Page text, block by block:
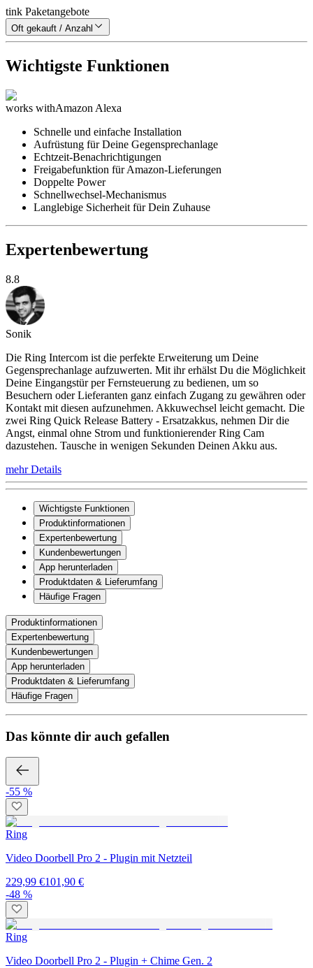
tink Paketangebote
Oft gekauft / Anzahl
Wichtigste Funktionen
works withAmazon Alexa
Schnelle und einfache Installation
Aufrüstung für Deine Gegensprechanlage
Echtzeit-Benachrichtigungen
Freigabefunktion für Amazon-Lieferungen
Doppelte Power
Schnellwechsel-Mechanismus
Langlebige Sicherheit für Dein Zuhause
Expertenbewertung
8.8
Sonik
Die Ring Intercom ist die perfekte Erweiterung um Deine
Gegensprechanlage aufzuwerten. Mit ihr erhälst Du die Möglichkeit
Deine Eingangstür per Fernsteuerung zu bedienen, um so
Besuchern oder Lieferanten ganz einfach Zugang zu gewähren oder
Kontakt mit diesen aufzunehmen. Akkuwechsel leicht gemacht. Die
zwei Ring Quick Release Battery - Ersatzakkus, nehmen Dir die
Angst, einmal ohne Strom und funktionierender Ring Cam
dazustehen. Tausche in wenigen Sekunden Deinen Akku aus.
mehr Details
Wichtigste Funktionen
Produktinformationen
Expertenbewertung
Kundenbewertungen
App herunterladen
Produktdaten & Lieferumfang
Häufige Fragen
Produktinformationen
Expertenbewertung
Kundenbewertungen
App herunterladen
Produktdaten & Lieferumfang
Häufige Fragen
Das könnte dir auch gefallen
-55 %
Ring
Video Doorbell Pro 2 - Plugin mit Netzteil
229,99 €101,90 €
-48 %
Ring
Video Doorbell Pro 2 - Plugin + Chime Gen. 2